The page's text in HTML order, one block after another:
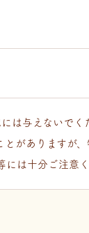
は与えないでく
がありますが
には十分ご注意く